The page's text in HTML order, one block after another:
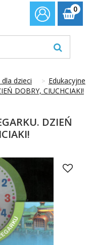
0
dla dzieci
Edukacyjne
DOBRY, CIUCHCIAKI!
DZIEŃ